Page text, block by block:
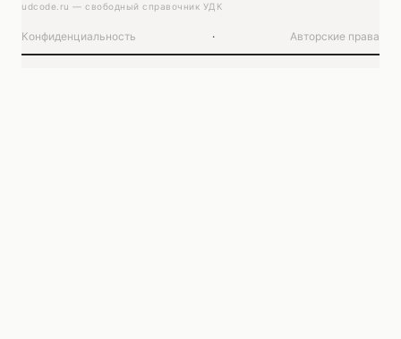
udcode.ru — свободный справочник УДК
Конфиденциальность · Авторские права